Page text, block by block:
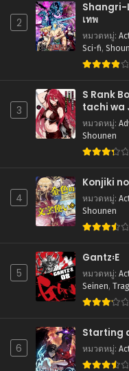
2
Shangri-La Frontier เ
เทพ
หมวดหมู่:
Sci-fi,
3
S Rank
tachi wa
หมวดหมู่:
Shounen
4
Konjiki
หมวดหมู่:
Shounen
5
Gantz꞉E
หมวดหมู่:
Seinen,
6
Starting
หมวดหมู่: